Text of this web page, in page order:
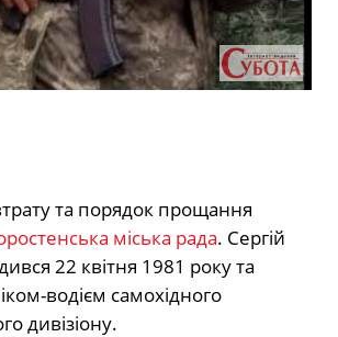
та порядок прощання
міська рада. Сергій
22 квітня 1981 року та
водієм самохідного
дивізіону.